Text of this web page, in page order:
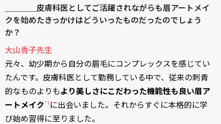
＿＿＿＿皮膚科医としてご活躍されながらも眉アートメイ
クを始めたきっかけはどういったものだったのでしょう
か？
大山香子先生
元々、幼少期から自分の眉毛にコンプレックスを感じてい
たんです。皮膚科医として勤務している中で、従来の刺青
的なものよりも より美しさにこだわった機能性も良い眉ア
ートメイク*1 に出会いました。それからすぐに本格的に学
び始め習得に至りました。